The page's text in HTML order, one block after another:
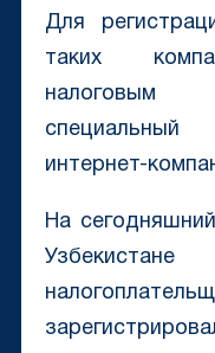
Для
таких
налоговым
интернет-
На